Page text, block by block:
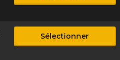
Sélectionner